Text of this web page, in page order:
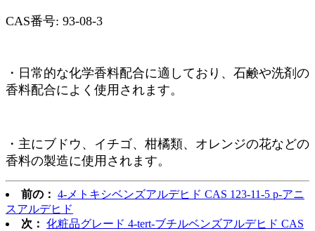
CAS番号: 93-08-3
・日常的な化学香料配合に適しており、石鹸や洗剤の
香料配合によく使用されます。
・主にブドウ、イチゴ、柑橘類、オレンジの花などの
香料の製造に使用されます。
前の： 4-メトキシベンズアルデヒド CAS 123-11-5 p-アニ
スアルデヒド
次： 化粧品グレード 4-tert-ブチルベンズアルデヒド CAS